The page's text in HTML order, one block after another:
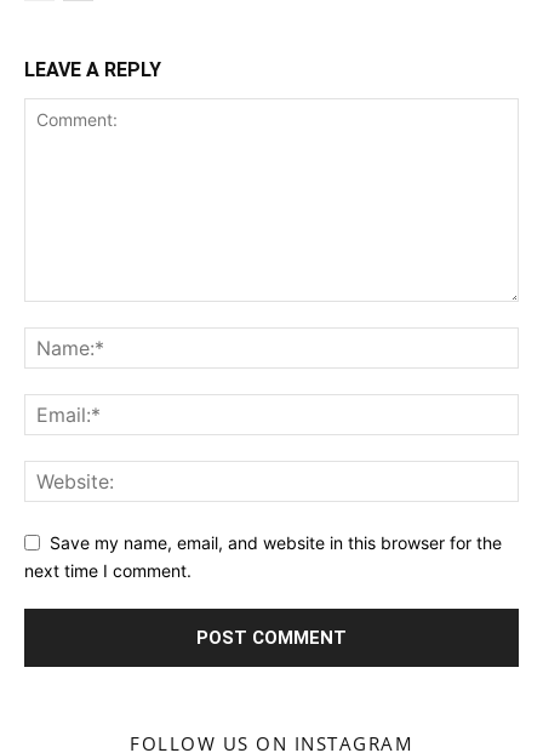
LEAVE A REPLY
Save my name, email, and website in this browser for the
next time I comment.
FOLLOW US ON INSTAGRAM